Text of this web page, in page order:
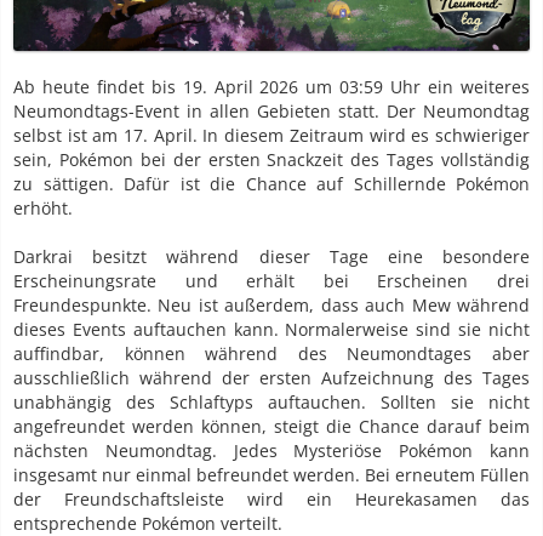
Ab heute findet bis 19. April 2026 um 03:59 Uhr ein weiteres
Neumondtags-Event in allen Gebieten statt. Der Neumondtag
selbst ist am 17. April. In diesem Zeitraum wird es schwieriger
sein, Pokémon bei der ersten Snackzeit des Tages vollständig
zu sättigen. Dafür ist die Chance auf Schillernde Pokémon
erhöht.
Darkrai besitzt während dieser Tage eine besondere
Erscheinungsrate und erhält bei Erscheinen drei
Freundespunkte. Neu ist außerdem, dass auch Mew während
dieses Events auftauchen kann. Normalerweise sind sie nicht
auffindbar, können während des Neumondtages aber
ausschließlich während der ersten Aufzeichnung des Tages
unabhängig des Schlaftyps auftauchen. Sollten sie nicht
angefreundet werden können, steigt die Chance darauf beim
nächsten Neumondtag. Jedes Mysteriöse Pokémon kann
insgesamt nur einmal befreundet werden. Bei erneutem Füllen
der Freundschaftsleiste wird ein Heurekasamen das
entsprechende Pokémon verteilt.